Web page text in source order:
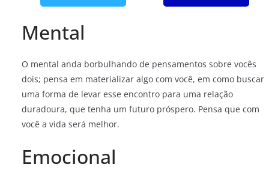
Mental
O mental anda borbulhando de pensamentos sobre vocês
dois; pensa em materializar algo com você, em como buscar
uma forma de levar esse encontro para uma relação
duradoura, que tenha um futuro próspero. Pensa que com
você a vida será melhor.
Emocional